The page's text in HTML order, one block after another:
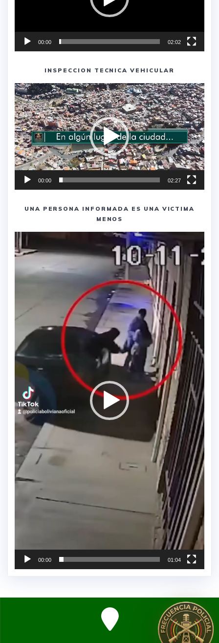
00:00 02:02
INSPECCION TECNICA VEHICULAR
Reproductor
de
vídeo
00:00 02:27
UNA PERSONA INFORMADA ES UNA VICTIMA
MENOS
Reproductor
de
vídeo
00:00 01:04